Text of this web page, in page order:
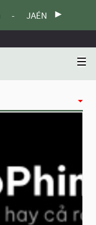
- JAÉN